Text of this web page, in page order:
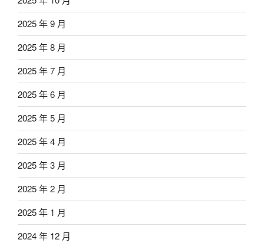
2025 年 9 月
2025 年 8 月
2025 年 7 月
2025 年 6 月
2025 年 5 月
2025 年 4 月
2025 年 3 月
2025 年 2 月
2025 年 1 月
2024 年 12 月